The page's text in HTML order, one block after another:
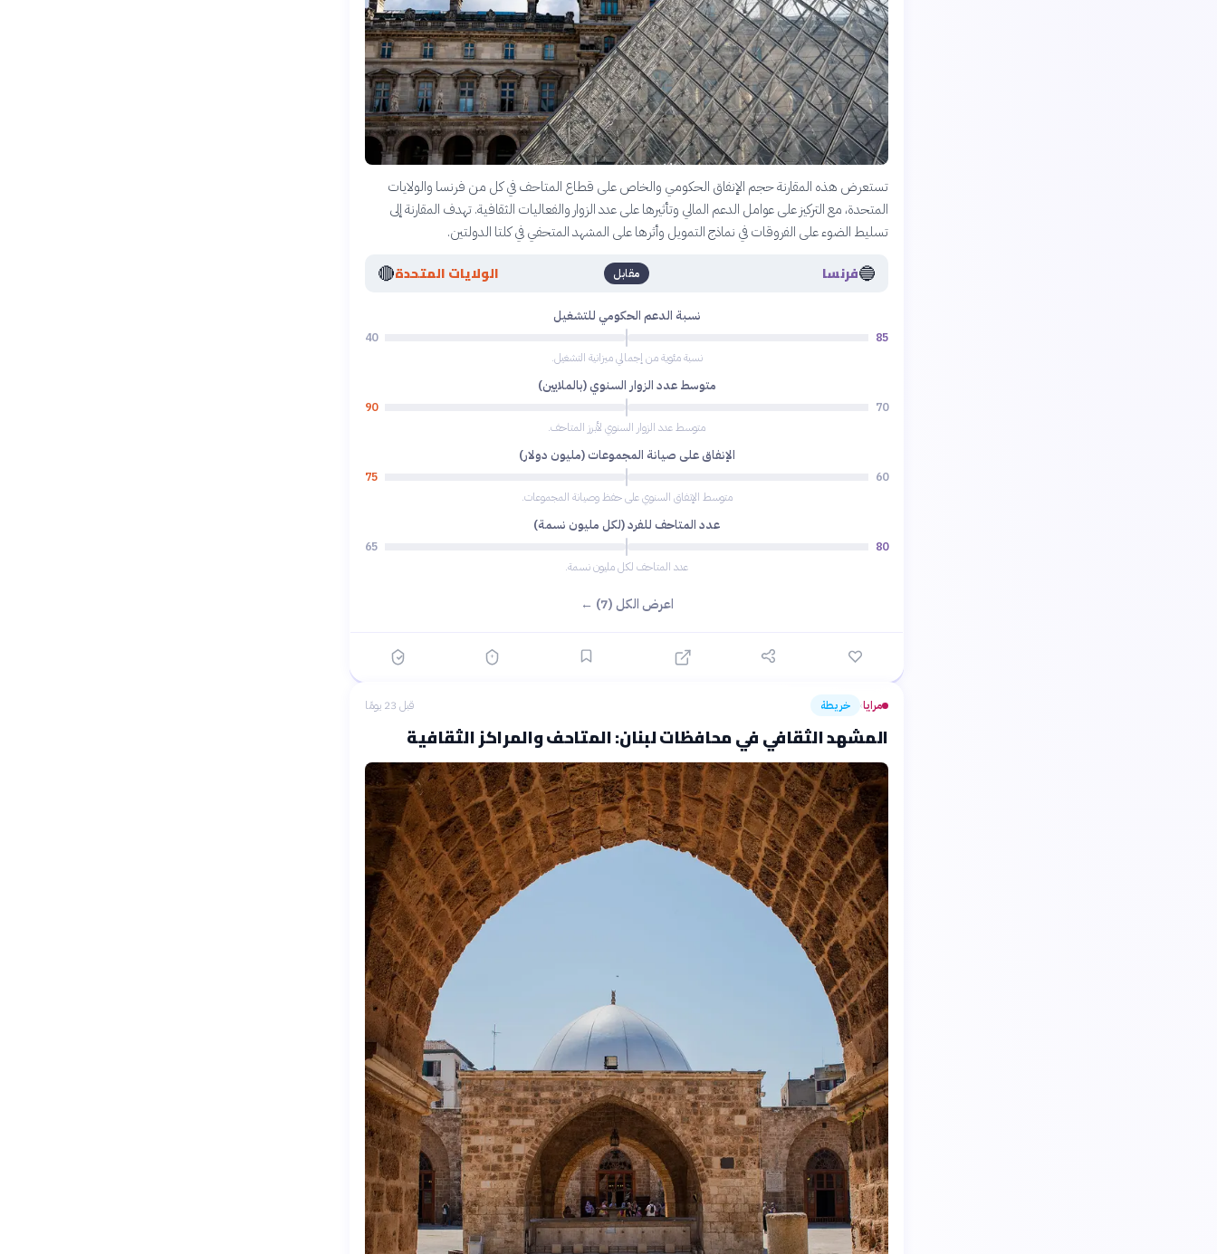
تستعرض هذه المقارنة حجم الإنفاق الحكومي والخاص على قطاع المتاحف في كل من فرنسا والولايات
المتحدة، مع التركيز على عوامل الدعم المالي وتأثيرها على عدد الزوار والفعاليات الثقافية. تهدف المقارنة إلى
تسليط الضوء على الفروقات في نماذج التمويل وأثرها على المشهد المتحفي في كلتا الدولتين.
🔵فرنسا مقابل الولايات المتحدة🔴
نسبة الدعم الحكومي للتشغيل
85
40
نسبة مئوية من إجمالي ميزانية التشغيل.
متوسط عدد الزوار السنوي (بالملايين)
70
90
متوسط عدد الزوار السنوي لأبرز المتاحف.
الإنفاق على صيانة المجموعات (مليون دولار)
60
75
متوسط الإنفاق السنوي على حفظ وصيانة المجموعات.
عدد المتاحف للفرد (لكل مليون نسمة)
80
65
عدد المتاحف لكل مليون نسمة.
اعرض الكل (7) ←
مرايا› خريطة قبل 23 يومًا
المشهد الثقافي في محافظات لبنان: المتاحف والمراكز الثقافية